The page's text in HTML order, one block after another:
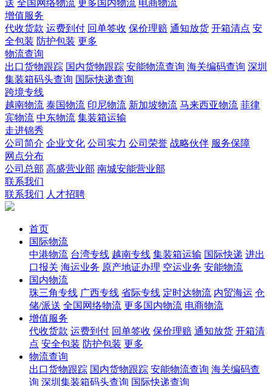
送 全国网络物流 更多国内物流 电商物流
增值服务
代收货款 运费到付 回单签收 保价理赔 通知放货 开箱清点 安
全包装 防护包装 更多
物流查询
出口货物跟踪 国内货物跟踪 安能物流查询 海关编码查询 深圳
集装箱码头查询 国际快递查询
跨境专线
越南物流 泰国物流 印尼物流 新加坡物流 马来西亚物流 菲律
宾物流 中东物流 集装箱运输
走进锦秀
公司简介 企业文化 公司实力 公司荣誉 战略伙伴 服务保障
网点分布
公司总部 高盛营业部 南城安能营业部
联系我们
联系我们 人才招聘
首页
国际物流
中港物流 台湾专线 越南专线 集装箱运输 国际快递 进出
口报关 海运业务 原产地证办理 空运业务 安能物流
国内物流
珠三角专线 广西专线 省际专线 定时达物流 内贸海运 仓
储/派送 全国网络物流 更多国内物流 电商物流
增值服务
代收货款 运费到付 回单签收 保价理赔 通知放货 开箱清
点 安全包装 防护包装 更多
物流查询
出口货物跟踪 国内货物跟踪 安能物流查询 海关编码查
询 深圳集装箱码头查询 国际快递查询